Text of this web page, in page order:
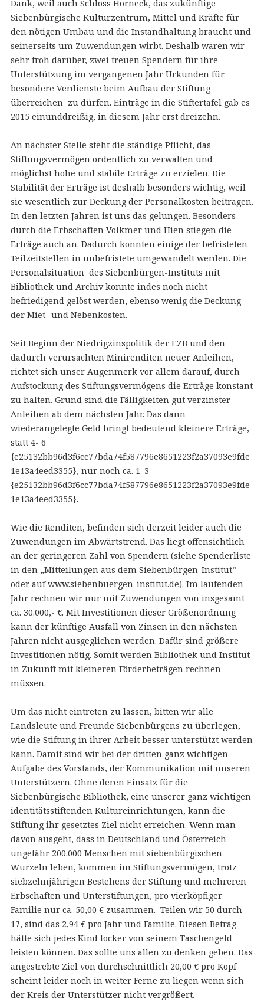
Dank, weil auch Schloss Horneck, das zukünftige
Siebenbürgische Kulturzentrum, Mittel und Kräfte für
den nötigen Umbau und die Instandhaltung braucht und
seinerseits um Zuwendungen wirbt. Deshalb waren wir
sehr froh darüber, zwei treuen Spendern für ihre
Unterstützung im vergangenen Jahr Urkunden für
besondere Verdienste beim Aufbau der Stiftung
überreichen zu dürfen. Einträge in die Stiftertafel gab es
2015 einunddreißig, in diesem Jahr erst dreizehn.
An nächster Stelle steht die ständige Pflicht, das
Stiftungsvermögen ordentlich zu verwalten und
möglichst hohe und stabile Erträge zu erzielen. Die
Stabilität der Erträge ist deshalb besonders wichtig, weil
sie wesentlich zur Deckung der Personalkosten beitragen.
In den letzten Jahren ist uns das gelungen. Besonders
durch die Erbschaften Volkmer und Hien stiegen die
Erträge auch an. Dadurch konnten einige der befristeten
Teilzeitstellen in unbefristete umgewandelt werden. Die
Personalsituation des Siebenbürgen-Instituts mit
Bibliothek und Archiv konnte indes noch nicht
befriedigend gelöst werden, ebenso wenig die Deckung
der Miet- und Nebenkosten.
Seit Beginn der Niedrigzinspolitik der EZB und den
dadurch verursachten Minirenditen neuer Anleihen,
richtet sich unser Augenmerk vor allem darauf, durch
Aufstockung des Stiftungsvermögens die Erträge konstant
zu halten. Grund sind die Fälligkeiten gut verzinster
Anleihen ab dem nächsten Jahr. Das dann
wiederangelegte Geld bringt bedeutend kleinere Erträge,
statt 4- 6
{e25132bb96d3f6cc77bda74f587796e8651223f2a37093e9fde
1e13a4eed3355}, nur noch ca. 1–3
{e25132bb96d3f6cc77bda74f587796e8651223f2a37093e9fde
1e13a4eed3355}.
Wie die Renditen, befinden sich derzeit leider auch die
Zuwendungen im Abwärtstrend. Das liegt offensichtlich
an der geringeren Zahl von Spendern (siehe Spenderliste
in den „Mitteilungen aus dem Siebenbürgen-Institut“
oder auf www.siebenbuergen-institut.de). Im laufenden
Jahr rechnen wir nur mit Zuwendungen von insgesamt
ca. 30.000,- €. Mit Investitionen dieser Größenordnung
kann der künftige Ausfall von Zinsen in den nächsten
Jahren nicht ausgeglichen werden. Dafür sind größere
Investitionen nötig. Somit werden Bibliothek und Institut
in Zukunft mit kleineren Förderbeträgen rechnen
müssen.
Um das nicht eintreten zu lassen, bitten wir alle
Landsleute und Freunde Siebenbürgens zu überlegen,
wie die Stiftung in ihrer Arbeit besser unterstützt werden
kann. Damit sind wir bei der dritten ganz wichtigen
Aufgabe des Vorstands, der Kommunikation mit unseren
Unterstützern. Ohne deren Einsatz für die
Siebenbürgische Bibliothek, eine unserer ganz wichtigen
identitätsstiftenden Kultureinrichtungen, kann die
Stiftung ihr gesetztes Ziel nicht erreichen. Wenn man
davon ausgeht, dass in Deutschland und Österreich
ungefähr 200.000 Menschen mit siebenbürgischen
Wurzeln leben, kommen im Stiftungsvermögen, trotz
siebzehnjährigen Bestehens der Stiftung und mehreren
Erbschaften und Unterstiftungen, pro vierköpfiger
Familie nur ca. 50,00 € zusammen. Teilen wir 50 durch
17, sind das 2,94 € pro Jahr und Familie. Diesen Betrag
hätte sich jedes Kind locker von seinem Taschengeld
leisten können. Das sollte uns allen zu denken geben. Das
angestrebte Ziel von durchschnittlich 20,00 € pro Kopf
scheint leider noch in weiter Ferne zu liegen wenn sich
der Kreis der Unterstützer nicht vergrößert.